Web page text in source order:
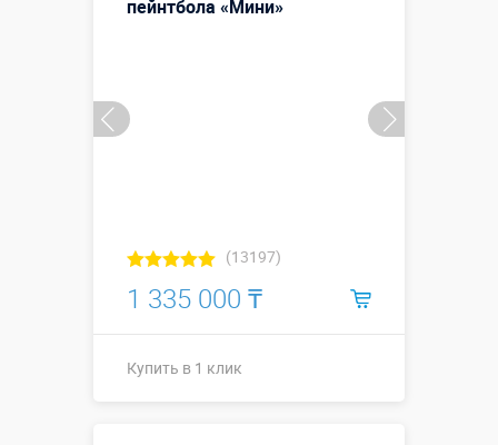
пейнтбола «Мини»
(13197)
1 335 000 ₸
Купить в 1 клик